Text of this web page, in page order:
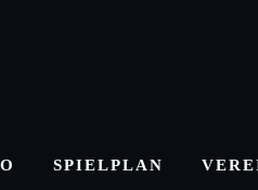
SPIELPLAN